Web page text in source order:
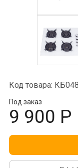
Код товара:
Под заказ
9 900 Р